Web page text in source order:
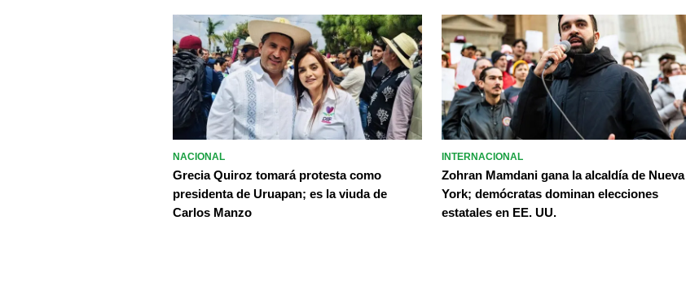
NACIONAL
Grecia Quiroz tomará protesta como
presidenta de Uruapan; es la viuda de
Carlos Manzo
INTERNACIONAL
Zohran Mamdani gana la alcaldía de Nueva
York; demócratas dominan elecciones
estatales en EE. UU.